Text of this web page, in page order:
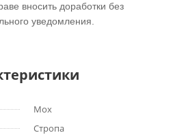
вносить доработки без
уведомления.
Мох
Стропа